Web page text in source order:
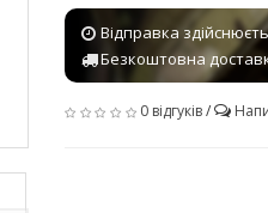
Відправка
Безкоштовна
0 відгуків/